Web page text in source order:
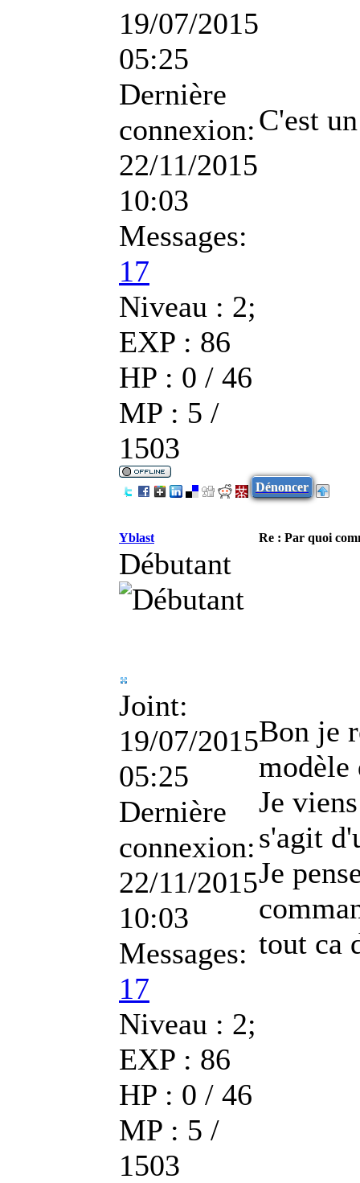
19/07/2015
05:25
Dernière
connexion:
22/11/2015
10:03
Messages:
17
Niveau : 2;
EXP : 86
HP : 0 / 46
MP : 5 /
1503
C'est
Dénoncer
Yblast Re : Par quoi
Débutant
Joint:
19/07/2015
05:25
Dernière
connexion:
22/11/2015
10:03
Messages:
17
Niveau : 2;
EXP : 86
HP : 0 / 46
MP : 5 /
1503
Bon je
modèle
Je
s'agit
Je
tout ca